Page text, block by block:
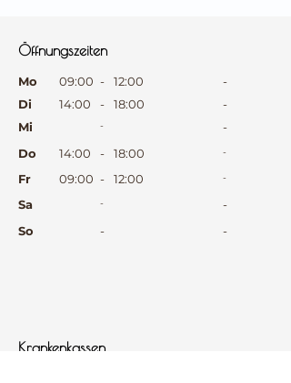
Öffnungszeiten
Mo
09:00 - 12:00
-
Di
14:00 - 18:00
-
Mi
-
-
Do
14:00 - 18:00 -
Fr 09:00 - 12:00 -
Sa -
-
So
-
-
Krankenkassen